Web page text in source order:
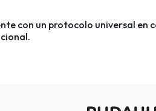
con un protocolo universal en